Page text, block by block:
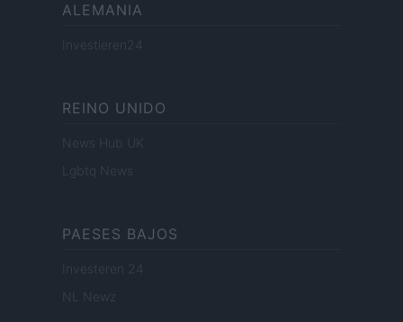
ALEMANIA
Investieren24
REINO UNIDO
News Hub UK
Lgbtq News
PAESES BAJOS
Investeren 24
NL Newz